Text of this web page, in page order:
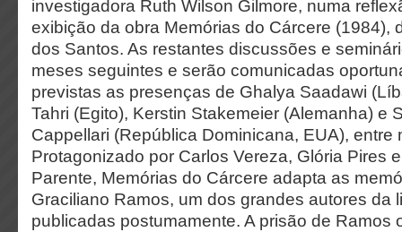
investigadora Ruth Wilson Gilmore, numa
exibição da obra Memórias do Cárcere (1984),
dos Santos. As restantes discussões e
meses seguintes e serão comunicadas
previstas as presenças de Ghalya Saadawi
Tahri (Egito), Kerstin Stakemeier (Alemanha) e
Cappellari (República Dominicana, EUA), entre
Protagonizado por Carlos Vereza, Glória Pires
Parente, Memórias do Cárcere adapta as
Graciliano Ramos, um dos grandes autores da
publicadas postumamente. A prisão de Ramos